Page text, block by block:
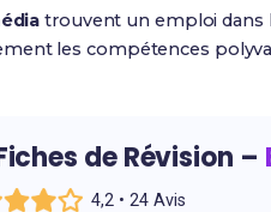
trouvent un emploi dans
les compétences
de Révision –
4,2 • 24 Avis